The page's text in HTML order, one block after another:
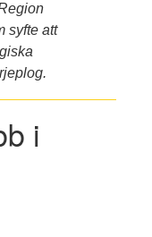
syfte att
i